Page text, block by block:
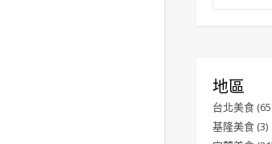
地區
台北美食
基隆美食 (3)